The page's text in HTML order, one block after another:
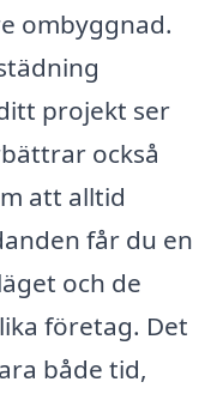
ombyggnad.
projekt ser
också
att alltid
får du en
och de
företag. Det
både tid,